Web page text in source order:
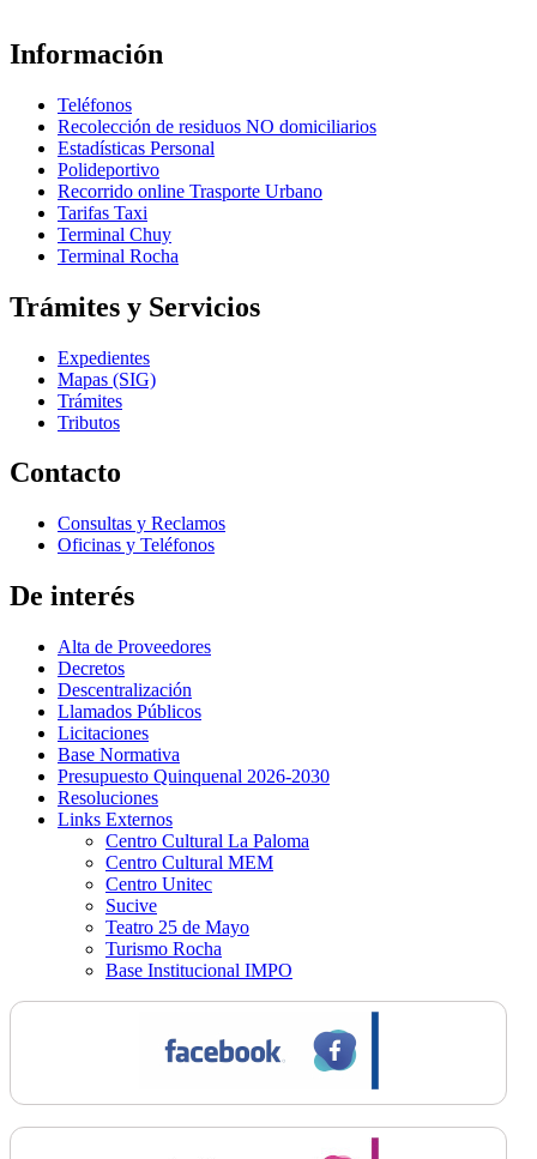
Información
Teléfonos
Recolección de residuos NO domiciliarios
Estadísticas Personal
Polideportivo
Recorrido online Trasporte Urbano
Tarifas Taxi
Terminal Chuy
Terminal Rocha
Trámites y Servicios
Expedientes
Mapas (SIG)
Trámites
Tributos
Contacto
Consultas y Reclamos
Oficinas y Teléfonos
De interés
Alta de Proveedores
Decretos
Descentralización
Llamados Públicos
Licitaciones
Base Normativa
Presupuesto Quinquenal 2026-2030
Resoluciones
Links Externos
Centro Cultural La Paloma
Centro Cultural MEM
Centro Unitec
Sucive
Teatro 25 de Mayo
Turismo Rocha
Base Institucional IMPO